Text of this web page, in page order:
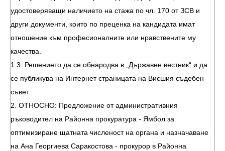
удостоверяващи наличието на стажа по чл. 170 от ЗСВ и
други документи, които по преценка на кандидата имат
отношение към професионалните или нравствените му
качества.
1.3. Решението да се обнародва в „Държавен вестник“ и да
се публикува на Интернет страницата на Висшия съдебен
съвет.
2. ОТНОСНО: Предложение от административния
ръководител на Районна прокуратура - Ямбол за
оптимизиране щатната численост на органа и назначаване
на Ана Георгиева Саракостова - прокурор в Районна